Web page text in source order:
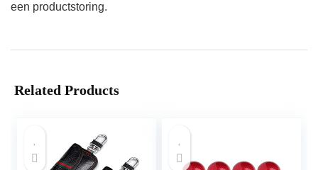
een productstoring.
Related Products